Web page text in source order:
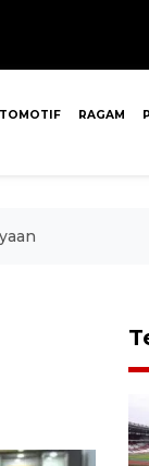
RAGAM